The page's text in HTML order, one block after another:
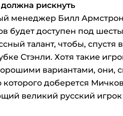
должна рискнуть
менеджер Билл
будет доступен под
талант, чтобы, спустя
Стэнли. Хотя такие
вариантами, они,
которого доберется
великий русский